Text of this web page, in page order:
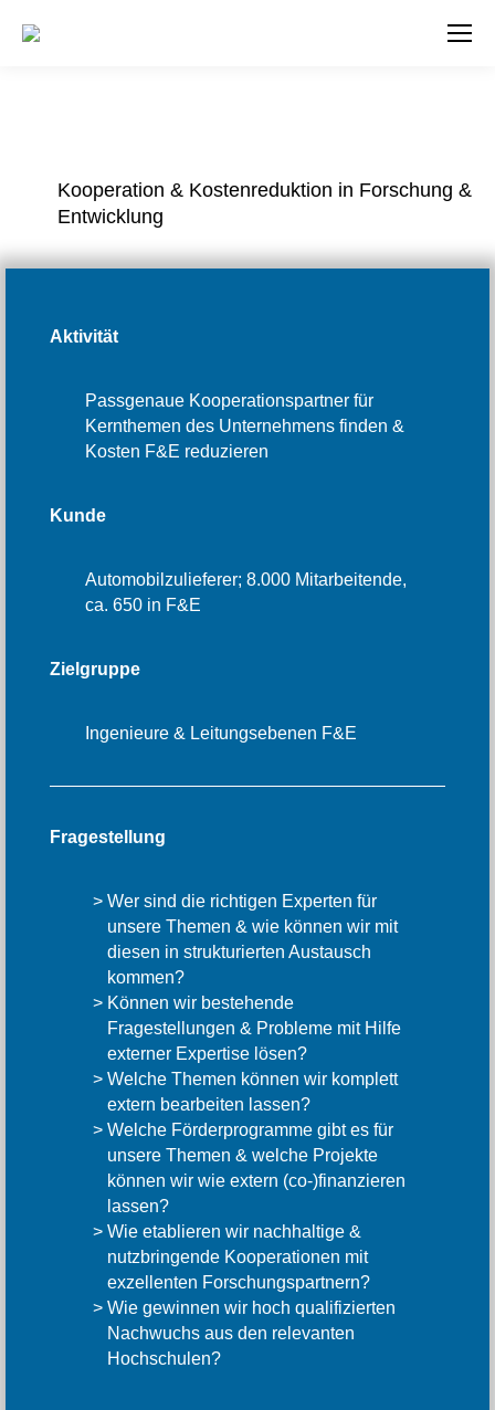
Kooperation & Kostenreduktion in Forschung &
Entwicklung
Aktivität
Passgenaue Kooperationspartner für
Kernthemen des Unternehmens finden &
Kosten F&E reduzieren
Kunde
Automobilzulieferer; 8.000 Mitarbeitende,
ca. 650 in F&E
Zielgruppe
Ingenieure & Leitungsebenen F&E
Fragestellung
Wer sind die richtigen Experten für
unsere Themen & wie können wir mit
diesen in strukturierten Austausch
kommen?
Können wir bestehende
Fragestellungen & Probleme mit Hilfe
externer Expertise lösen?
Welche Themen können wir komplett
extern bearbeiten lassen?
Welche Förderprogramme gibt es für
unsere Themen & welche Projekte
können wir wie extern (co-)finanzieren
lassen?
Wie etablieren wir nachhaltige &
nutzbringende Kooperationen mit
exzellenten Forschungspartnern?
Wie gewinnen wir hoch qualifizierten
Nachwuchs aus den relevanten
Hochschulen?